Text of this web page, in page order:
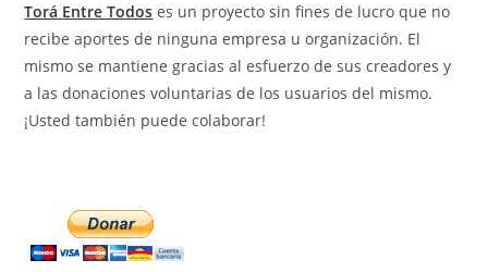
Torá Entre Todos es un proyecto sin fines de lucro que no
recibe aportes de ninguna empresa u organización. El
mismo se mantiene gracias al esfuerzo de sus creadores y
a las donaciones voluntarias de los usuarios del mismo.
¡Usted también puede colaborar!